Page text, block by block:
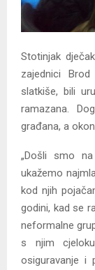
Stotinjak
zajednici
slatkiše, bili
ramazana.
građana, a
„Došli smo
ukažemo
kod njih
godini, kad se
neformalne
s njim
osiguravanje i